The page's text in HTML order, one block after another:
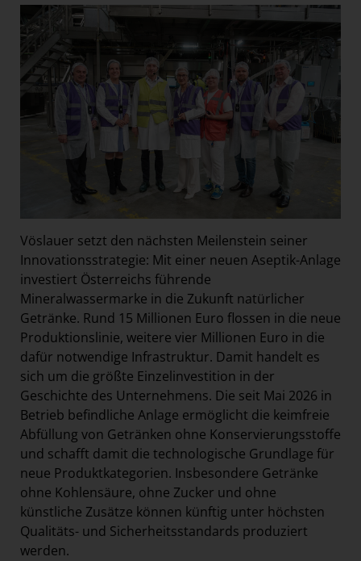
Vöslauer setzt den nächsten Meilenstein seiner
Innovationsstrategie: Mit einer neuen Aseptik-Anlage
investiert Österreichs führende
Mineralwassermarke in die Zukunft natürlicher
Getränke. Rund 15 Millionen Euro flossen in die neue
Produktionslinie, weitere vier Millionen Euro in die
dafür notwendige Infrastruktur. Damit handelt es
sich um die größte Einzelinvestition in der
Geschichte des Unternehmens. Die seit Mai 2026 in
Betrieb befindliche Anlage ermöglicht die keimfreie
Abfüllung von Getränken ohne Konservierungsstoffe
und schafft damit die technologische Grundlage für
neue Produktkategorien. Insbesondere Getränke
ohne Kohlensäure, ohne Zucker und ohne
künstliche Zusätze können künftig unter höchsten
Qualitäts- und Sicherheitsstandards produziert
werden.